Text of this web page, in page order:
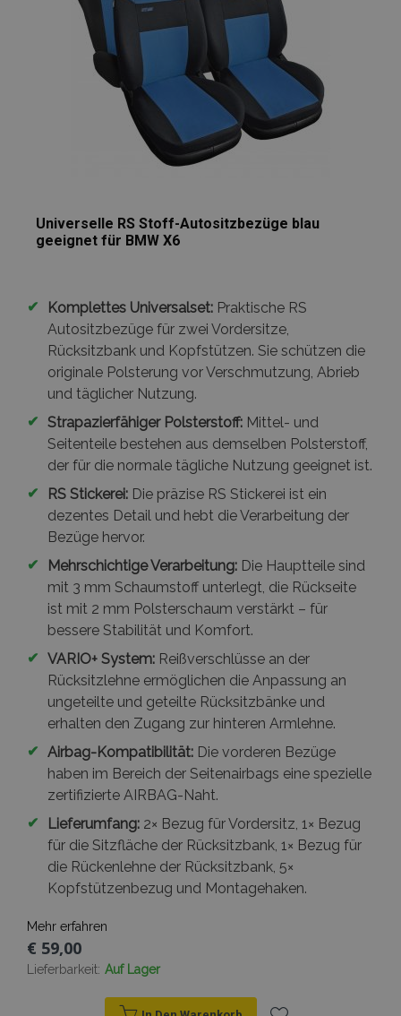
Universelle RS Stoff-Autositzbezüge blau
geeignet für BMW X6
✔ Komplettes Universalset: Praktische RS
Autositzbezüge für zwei Vordersitze,
Rücksitzbank und Kopfstützen. Sie schützen die
originale Polsterung vor Verschmutzung, Abrieb
und täglicher Nutzung.
✔ Strapazierfähiger Polsterstoff: Mittel- und
Seitenteile bestehen aus demselben Polsterstoff,
der für die normale tägliche Nutzung geeignet ist.
✔
RS Stickerei: Die präzise RS Stickerei ist ein
dezentes Detail und hebt die Verarbeitung der
Bezüge hervor.
✔
Mehrschichtige Verarbeitung: Die Hauptteile sind
mit 3 mm Schaumstoff unterlegt, die Rückseite
ist mit 2 mm Polsterschaum verstärkt – für
bessere Stabilität und Komfort.
✔ VARIO+ System: Reißverschlüsse an der
Rücksitzlehne ermöglichen die Anpassung an
ungeteilte und geteilte Rücksitzbänke und
erhalten den Zugang zur hinteren Armlehne.
✔ Airbag-Kompatibilität: Die vorderen Bezüge
haben im Bereich der Seitenairbags eine spezielle
zertifizierte AIRBAG-Naht.
✔
Lieferumfang: 2× Bezug für Vordersitz, 1× Bezug
für die Sitzfläche der Rücksitzbank, 1× Bezug für
die Rückenlehne der Rücksitzbank, 5×
Kopfstützenbezug und Montagehaken.
Mehr erfahren
€ 59,00
Lieferbarkeit: Auf Lager